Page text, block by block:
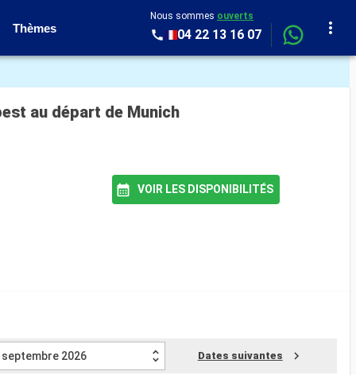
Thèmes
Nous sommes ouverts
04 22 13 16 07
au départ de Munich
VOIR LES DISPONIBILITÉS
septembre 2026 Dates suivantes